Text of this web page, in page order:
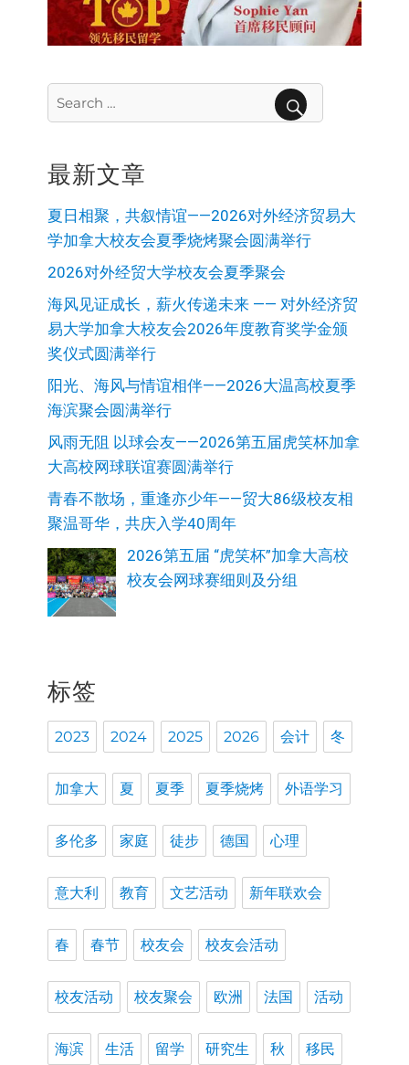
Search
for:
最新文章
夏日相聚，共叙情谊——2026对外经济贸易大
学加拿大校友会夏季烧烤聚会圆满举行
2026对外经贸大学校友会夏季聚会
海风见证成长，薪火传递未来 —— 对外经济贸
易大学加拿大校友会2026年度教育奖学金颁
奖仪式圆满举行
阳光、海风与情谊相伴——2026大温高校夏季
海滨聚会圆满举行
风雨无阻 以球会友——2026第五届虎笑杯加拿
大高校网球联谊赛圆满举行
青春不散场，重逢亦少年——贸大86级校友相
聚温哥华，共庆入学40周年
2026第五届 “虎笑杯”加拿大高校
校友会网球赛细则及分组
标签
2023 2024 2025 2026 会计 冬
加拿大 夏 夏季 夏季烧烤 外语学习
多伦多 家庭 徒步 德国 心理
意大利 教育 文艺活动 新年联欢会
春 春节 校友会 校友会活动
校友活动 校友聚会 欧洲 法国 活动
海滨 生活 留学 研究生 秋 移民